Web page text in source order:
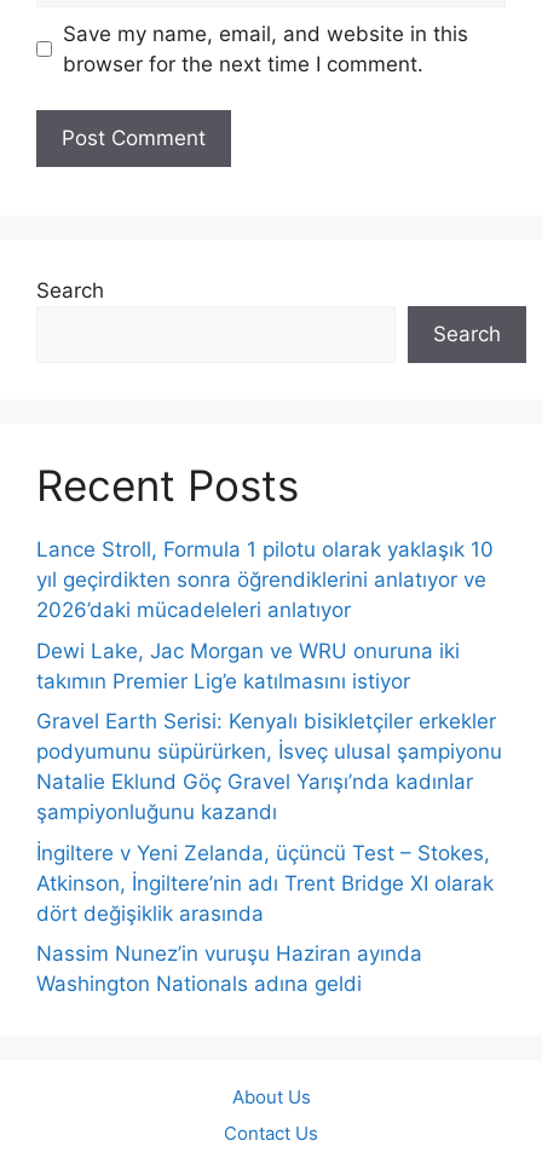
Save my name, email, and website in this
browser for the next time I comment.
Search
Search
Recent Posts
Lance Stroll, Formula 1 pilotu olarak yaklaşık 10
yıl geçirdikten sonra öğrendiklerini anlatıyor ve
2026’daki mücadeleleri anlatıyor
Dewi Lake, Jac Morgan ve WRU onuruna iki
takımın Premier Lig’e katılmasını istiyor
Gravel Earth Serisi: Kenyalı bisikletçiler erkekler
podyumunu süpürürken, İsveç ulusal şampiyonu
Natalie Eklund Göç Gravel Yarışı’nda kadınlar
şampiyonluğunu kazandı
İngiltere v Yeni Zelanda, üçüncü Test – Stokes,
Atkinson, İngiltere’nin adı Trent Bridge XI olarak
dört değişiklik arasında
Nassim Nunez’in vuruşu Haziran ayında
Washington Nationals adına geldi
About Us
Contact Us